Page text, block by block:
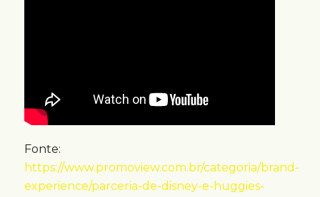
Fonte:
https://www.promoview.com.br/categoria/brand-
experience/parceria-de-disney-e-huggies-